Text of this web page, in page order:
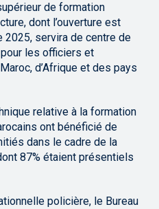
de formation
dont l’ouverture est
2025, servira de centre de
les officiers et
d’Afrique et des pays
relative à la formation
ont bénéficié de
dans le cadre de la
87% étaient présentiels
policière, le Bureau